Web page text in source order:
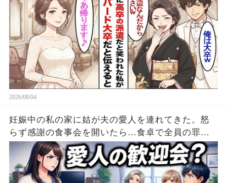
2026/08/04
妊娠中の私の家に姑が夫の愛人を連れてきた。怒
らず感謝の食事会を開いたら…食卓で全員の罪が
暴かれた...w